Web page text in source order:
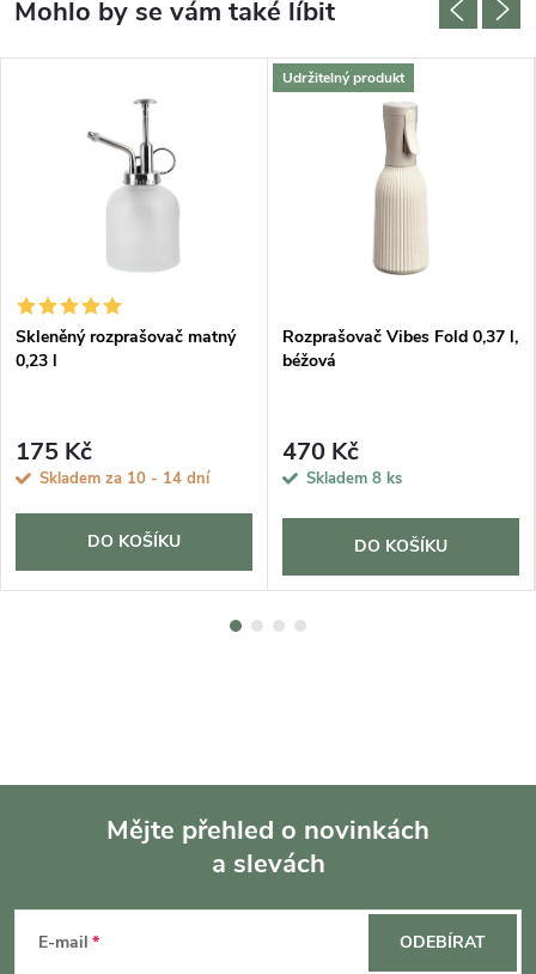
Skleněný rozprašovač matný
0,23 l
175 Kč
Skladem za 10 - 14 dní
DO KOŠÍKU
Udržitelný produkt
Rozprašovač Vibes Fold 0,37 l,
béžová
470 Kč
Skladem 8 ks
DO KOŠÍKU
Mějte přehled o novinkách
a slevách
E-mail ODEBÍRAT